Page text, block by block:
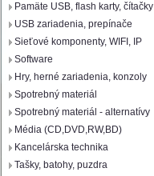
Pamäte USB, flash karty, čítačky
USB zariadenia, prepínače
Sieťové komponenty, WIFI, IP
Software
Hry, herné zariadenia, konzoly
Spotrebný materiál
Spotrebný materiál - alternatívy
Média (CD,DVD,RW,BD)
Kancelárska technika
Tašky, batohy, puzdra